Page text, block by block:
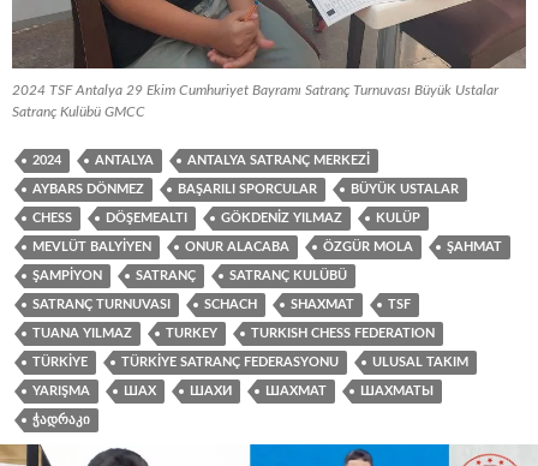
2024 TSF Antalya 29 Ekim Cumhuriyet Bayramı Satranç Turnuvası Büyük Ustalar
Satranç Kulübü GMCC
2024 ANTALYA ANTALYA SATRANÇ MERKEZI
AYBARS DÖNMEZ BAŞARILI SPORCULAR BÜYÜK USTALAR
CHESS DÖŞEMEALTI GÖKDENIZ YILMAZ KULÜP
MEVLÜT BALYIYEN ONUR ALACABA ÖZGÜR MOLA ŞAHMAT
ŞAMPIYON SATRANÇ SATRANÇ KULÜBÜ
SATRANÇ TURNUVASI SCHACH SHAXMAT TSF
TUANA YILMAZ TURKEY TURKISH CHESS FEDERATION
TÜRKIYE TÜRKIYE SATRANÇ FEDERASYONU ULUSAL TAKIM
YARIŞMA ШАХ ШАХИ ШАХМАТ ШАХМАТЫ
ᲭᲐᲓᲠᲐᲙᲘ